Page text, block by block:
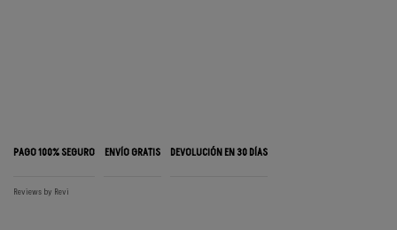
PAGO 100% SEGURO ENVÍO GRATIS DEVOLUCIÓN EN 30 DÍAS
Reviews by Revi